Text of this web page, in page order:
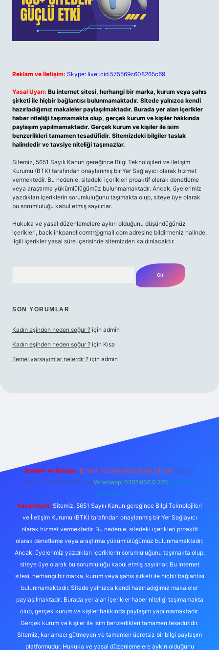
Reklam ve İletişim: Skype: live:.cid.575569c608265c69
Yasal Uyarı: Bu internet sitesi, herhangi bir marka, kurum veya şahıs
şirketi ile hiçbir bağlantısı bulunmamaktadır. Sitede yalnızca kendi
hazırladığımız makaleler paylaşılmaktadır. Burada yer alan içerikler
haber niteliği taşımamakta olup, gerçek kurum ve kişiler hakkında
paylaşım yapılmamaktadır. Gerçek kurum ve kişiler ile isim
benzerlikleri tamamen tesadüfidir. Sitemizdeki bilgiler taslak
halindedir ve tavsiye niteliği taşımazlar.
Sitemiz, 5651 Sayılı Kanun gereğince Bilgi Teknolojileri ve İletişim
Kurumu (BTK) tarafından onaylanmış bir Yer Sağlayıcı olarak hizmet
vermektedir. Bu nedenle, sitedeki içerikleri proaktif olarak denetleme
veya araştırma yükümlülüğümüz bulunmamaktadır. Ancak, üyelerimiz
yazdıkları içeriklerin sorumluluğunu taşımakta olup, siteye üye olarak
bu sorumluluğu kabul etmiş sayılırlar.
Hukuka ve yasal düzenlemelere aykırı olduğunu düşündüğünüz
içerikleri, backlinkpanelicomtr@gmail.com adresine bildirmeniz halinde,
ilgili içerikler yasal süre içerisinde sitemizden kaldırılacaktır.
SON YORUMLAR
Kadın eşinden neden soğur ? için admin
Kadın eşinden neden soğur ? için Kısa
Temel varsayımlar nelerdir ? için admin
Reklam ve İletişim: E-mail: backlinkpaneli@gmail.com Teams:
forumhizmeti@gmail.com Whatsapp: 0262 606 0 726 Telegram:
@karabul
Yasal Uyarı: Sitemiz, 5651 Sayılı Kanun gereğince Bilgi Teknolojileri
ve İletişim Kurumu (BTK) tarafından onaylanmış bir Yer Sağlayıcı
olarak hizmet vermektedir. Bu nedenle, sitedeki içerikleri proaktif
olarak denetleme veya araştırma yükümlülüğümüz bulunmamaktadır.
Ancak, üyelerimiz yazdıkları içeriklerin sorumluluğunu taşımakta olup,
siteye üye olarak bu sorumluluğu kabul etmiş sayılırlar. Bu internet
sitesi, herhangi bir marka, kurum veya şahıs şirketi ile hiçbir bağlantısı
bulunmamaktadır. Sitede yalnızca kendi hazırladığımız makaleler
paylaşılmaktadır. Burada yer alan içerikler haber niteliği taşımamakta
olup, gerçek kurum ve kişiler hakkında paylaşım yapılmamaktadır.
Gerçek kurum ve kişiler ile isim benzerlikleri tamamen tesadüfidir.
Sitemiz, kar amacı gütmeyen ve tamamen ücretsiz bir bilgi paylaşım
platformudur. Hukuka ve yasal düzenlemelere aykırı olduğunu